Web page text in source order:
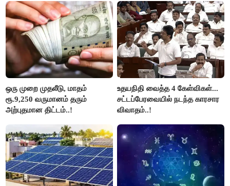
ஆதவ் அர்ஜுனா பதிலடி!
ஒரு முறை முதலீடு, மாதம்
ரூ.9,250 வருமானம் தரும்
அற்புதமான திட்டம்..!
உதயநிதி வைத்த 4 கேள்விகள்...
சட்டப்பேரவையில் நடந்த காரசார
விவாதம்..!